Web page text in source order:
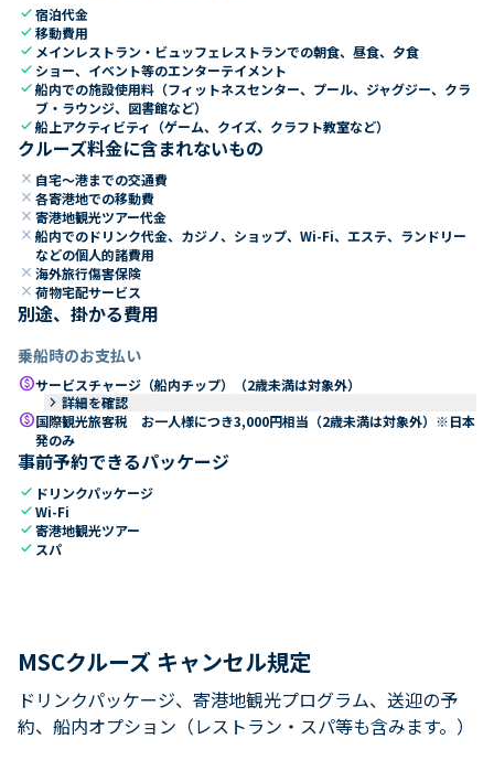
check宿泊代金
check移動費用
check メインレストラン・ビュッフェレストランでの朝食、昼食、夕食
check ショー、イベント等のエンターテイメント
check船内での施設使用料（フィットネスセンター、プール、ジャグジー、クラ
ブ・ラウンジ、図書館など）
check船上アクティビティ（ゲーム、クイズ、クラフト教室など）
クルーズ料金に含まれないもの
close 自宅～港までの交通費
close 各寄港地での移動費
close 寄港地観光ツアー代金
close 船内でのドリンク代金、カジノ、ショップ、Wi-Fi、エステ、ランドリー
などの個人的諸費用
close 海外旅行傷害保険
close 荷物宅配サービス
別途、掛かる費用
乗船時のお支払い
paidサービスチャージ（船内チップ）（2歳未満は対象外）
keyboard_arrow_right 詳細を確認
paid国際観光旅客税 お一人様につき3,000円相当（2歳未満は対象外）※日本
発のみ
事前予約できるパッケージ
check ドリンクパッケージ
checkWi-Fi
check寄港地観光ツアー
check スパ
MSCクルーズ キャンセル規定
ドリンクパッケージ、寄港地観光プログラム、送迎の予
約、船内オプション（レストラン・スパ等も含みます。）